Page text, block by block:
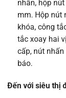
nhấn, hộp
mm. Hộp nút
khóa, công
tắc xoay hai
cấp, nút
báo.
Đến với siêu thị